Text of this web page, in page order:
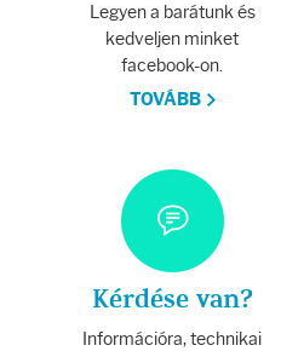
Legyen a barátunk és
kedveljen minket
facebook-on.
TOVÁBB
Kérdése van?
Információra, technikai